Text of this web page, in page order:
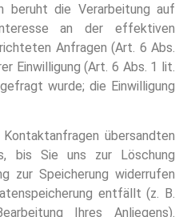
beruht die Verarbeitung auf
an der effektiven
Anfragen (Art. 6 Abs.
Einwilligung (Art. 6 Abs. 1 lit.
wurde; die Einwilligung
übersandten
bis Sie uns zur Löschung
zur Speicherung widerrufen
entfällt (z. B.
Ihres Anliegens).